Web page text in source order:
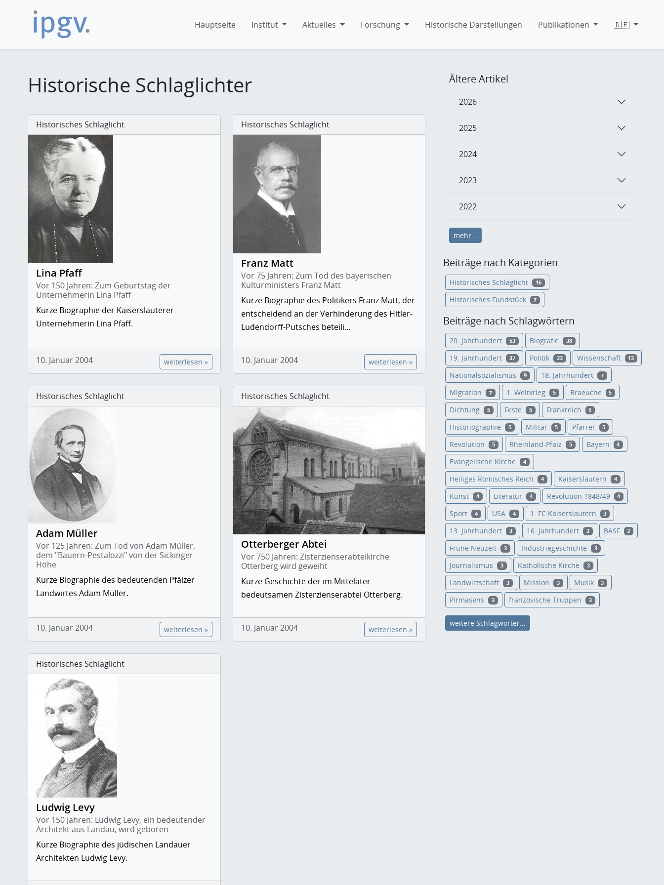
Hauptseite Institut Aktuelles Forschung Historische Darstellungen Publikationen 🇩🇪
Historische Schlaglichter
Historisches Schlaglicht
Lina Pfaff
Vor 150 Jahren: Zum Geburtstag der
Unternehmerin Lina Pfaff
Kurze Biographie der Kaiserslauterer
Unternehmerin Lina Pfaff.
10. Januar 2004 weiterlesen »
Historisches Schlaglicht
Franz Matt
Vor 75 Jahren: Zum Tod des bayerischen
Kulturministers Franz Matt
Kurze Biographie des Politikers Franz Matt, der
entscheidend an der Verhinderung des Hitler-
Ludendorff-Putsches beteili…
10. Januar 2004 weiterlesen »
Historisches Schlaglicht
Adam Müller
Vor 125 Jahren: Zum Tod von Adam Müller,
dem "Bauern-Pestalozzi" von der Sickinger
Höhe
Kurze Biographie des bedeutenden Pfälzer
Landwirtes Adam Müller.
10. Januar 2004 weiterlesen »
Historisches Schlaglicht
Otterberger Abtei
Vor 750 Jahren: Zisterzienserabteikirche
Otterberg wird geweiht
Kurze Geschichte der im Mittelater
bedeutsamen Zisterzienserabtei Otterberg.
10. Januar 2004 weiterlesen »
Historisches Schlaglicht
Ludwig Levy
Vor 150 Jahren: Ludwig Levy, ein bedeutender
Architekt aus Landau, wird geboren
Kurze Biographie des jüdischen Landauer
Architekten Ludwig Levy.
Ältere Artikel
2026
2025
2024
2023
2022
mehr...
Beiträge nach Kategorien
Historisches Schlaglicht 16
Historisches Fundstück 7
Beiträge nach Schlagwörtern
20. Jahrhundert 53 Biografie 38
19. Jahrhundert 37 Politik 23 Wissenschaft 13
Nationalsozialismus 9 18. Jahrhundert 7
Migration 7 1. Weltkrieg 5 Braeuche 5
Dichtung 5 Feste 5 Frankreich 5
Historiographie 5 Militär 5 Pfarrer 5
Revolution 5 Rheinland-Pfalz 5 Bayern 4
Evangelische Kirche 4
Heiliges Römisches Reich 4 Kaiserslautern 4
Kunst 4 Literatur 4 Revolution 1848/49 4
Sport 4 USA 4 1. FC Kaiserslautern 3
13. Jahrhundert 3 16. Jahrhundert 3 BASF 3
Frühe Neuzeit 3 Industriegeschichte 3
Journalismus 3 Katholische Kirche 3
Landwirtschaft 3 Mission 3 Musik 3
Pirmasens 3 französische Truppen 3
weitere Schlagwörter...